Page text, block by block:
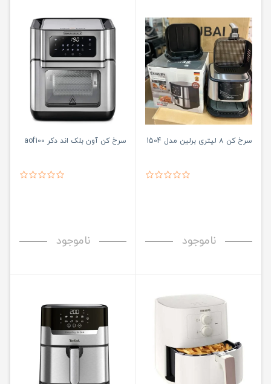
سرخ کن 8 لیتری برلین مدل 1504
ناموجود
سرخ کن آون بلک اند دکر aof100
ناموجود